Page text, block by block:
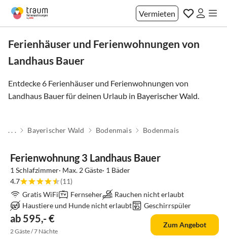
Vermieten
Ferienhäuser und Ferienwohnungen von
Landhaus Bauer
Entdecke 6 Ferienhäuser und Ferienwohnungen von
Landhaus Bauer für deinen Urlaub in Bayerischer Wald.
. . . Bayerischer Wald Bodenmais Bodenmais
Ferienwohnung 3 Landhaus Bauer
1 Schlafzimmer· Max. 2 Gäste· 1 Bäder
4.7
(11)
Gratis WiFi
Fernseher
Rauchen nicht erlaubt
Haustiere und Hunde nicht erlaubt
Geschirrspüler
ab 595,- €
2 Gäste / 7 Nächte
Zum Angebot